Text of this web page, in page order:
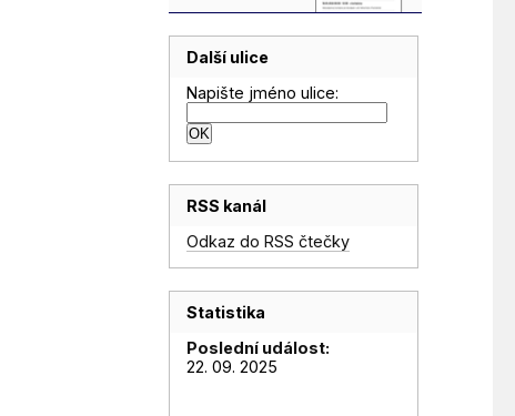
Další ulice
Napište jméno ulice:
RSS kanál
Odkaz do RSS čtečky
Statistika
Poslední událost:
22. 09. 2025